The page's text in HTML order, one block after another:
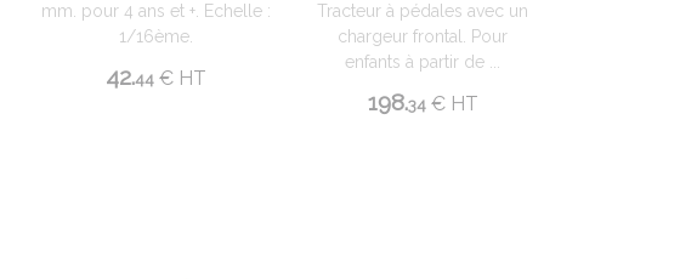
mm. pour 4 ans et +. Echelle :
1/16ème.
42.44 € HT
Tracteur à pédales avec un
chargeur frontal. Pour
enfants à partir de ...
198.34 €HT